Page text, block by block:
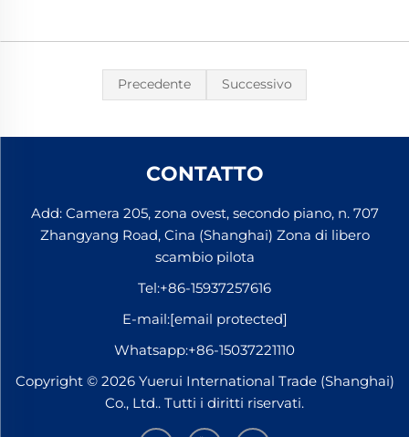
Precedente Successivo
CONTATTO
Add: Camera 205, zona ovest, secondo piano, n. 707
Zhangyang Road, Cina (Shanghai) Zona di libero
scambio pilota
Tel:+86-15937257616
E-mail:[email protected]
Whatsapp:+86-15037221110
Copyright © 2026 Yuerui International Trade (Shanghai)
Co., Ltd.. Tutti i diritti riservati.